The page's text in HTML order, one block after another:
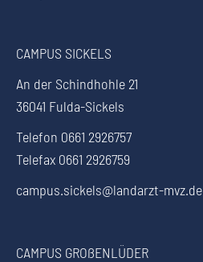
CAMPUS SICKELS
An der Schindhohle 21
36041 Fulda-Sickels
Telefon 0661 2926757
Telefax 0661 2926759
campus.sickels@landarzt-mvz.de
CAMPUS GROßENLÜDER